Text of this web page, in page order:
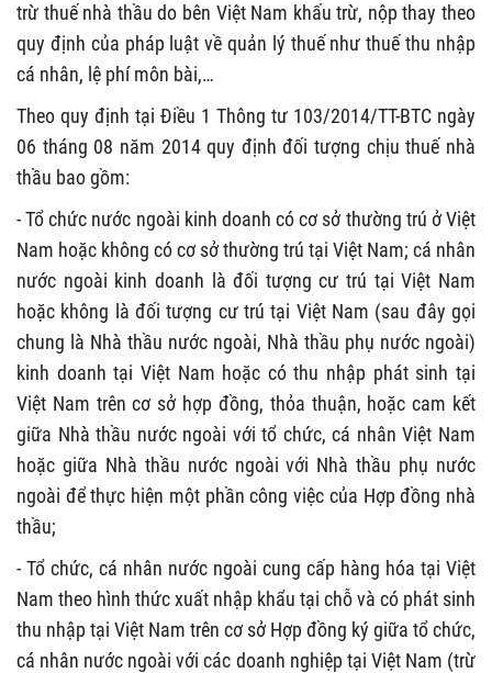
trừ thuế nhà thầu do bên Việt Nam khấu trừ, nộp thay theo
quy định của pháp luật về quản lý thuế như thuế thu nhập
cá nhân, lệ phí môn bài,…
Theo quy định tại Điều 1 Thông tư 103/2014/TT-BTC ngày
06 tháng 08 năm 2014 quy định đối tượng chịu thuế nhà
thầu bao gồm:
- Tổ chức nước ngoài kinh doanh có cơ sở thường trú ở Việt
Nam hoặc không có cơ sở thường trú tại Việt Nam; cá nhân
nước ngoài kinh doanh là đối tượng cư trú tại Việt Nam
hoặc không là đối tượng cư trú tại Việt Nam (sau đây gọi
chung là Nhà thầu nước ngoài, Nhà thầu phụ nước ngoài)
kinh doanh tại Việt Nam hoặc có thu nhập phát sinh tại
Việt Nam trên cơ sở hợp đồng, thỏa thuận, hoặc cam kết
giữa Nhà thầu nước ngoài với tổ chức, cá nhân Việt Nam
hoặc giữa Nhà thầu nước ngoài với Nhà thầu phụ nước
ngoài để thực hiện một phần công việc của Hợp đồng nhà
thầu;
- Tổ chức, cá nhân nước ngoài cung cấp hàng hóa tại Việt
Nam theo hình thức xuất nhập khẩu tại chỗ và có phát sinh
thu nhập tại Việt Nam trên cơ sở Hợp đồng ký giữa tổ chức,
cá nhân nước ngoài với các doanh nghiệp tại Việt Nam (trừ